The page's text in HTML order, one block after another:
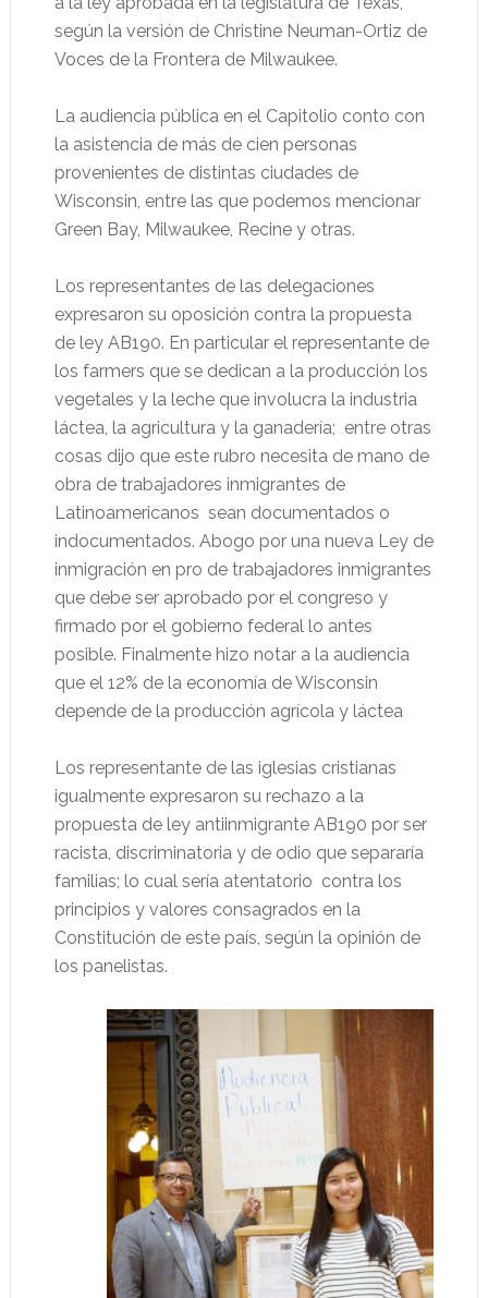
según la versión de Christine Neuman-Ortiz de
Voces de la Frontera de Milwaukee.
La audiencia pública en el Capitolio conto con
la asistencia de más de cien personas
provenientes de distintas ciudades de
Wisconsin, entre las que podemos mencionar
Green Bay, Milwaukee, Recine y otras.
Los representantes de las delegaciones
expresaron su oposición contra la propuesta
de ley AB190. En particular el representante de
los farmers que se dedican a la producción los
vegetales y la leche que involucra la industria
láctea, la agricultura y la ganadería; entre otras
cosas dijo que este rubro necesita de mano de
obra de trabajadores inmigrantes de
Latinoamericanos sean documentados o
indocumentados. Abogo por una nueva Ley de
inmigración en pro de trabajadores inmigrantes
que debe ser aprobado por el congreso y
firmado por el gobierno federal lo antes
posible. Finalmente hizo notar a la audiencia
que el 12% de la economía de Wisconsin
depende de la producción agrícola y láctea
Los representante de las iglesias cristianas
igualmente expresaron su rechazo a la
propuesta de ley antiinmigrante AB190 por ser
racista, discriminatoria y de odio que separaría
familias; lo cual sería atentatorio contra los
principios y valores consagrados en la
Constitución de este país, según la opinión de
los panelistas.